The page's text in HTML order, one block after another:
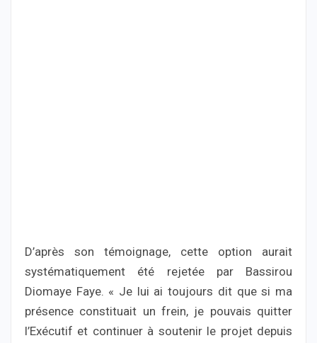
D’après son témoignage, cette option aurait
systématiquement été rejetée par Bassirou
Diomaye Faye. « Je lui ai toujours dit que si ma
présence constituait un frein, je pouvais quitter
l’Exécutif et continuer à soutenir le projet depuis